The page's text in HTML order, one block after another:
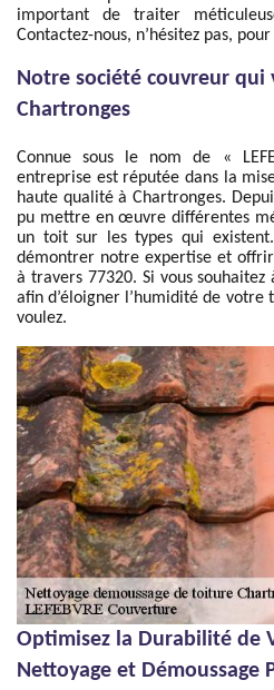
important de traiter
Contactez-nous, n’hésitez pas,
Notre société couvreur qui
Chartronges
Connue sous le nom de «
entreprise est réputée dans la
haute qualité à Chartronges.
pu mettre en œuvre différentes
un toit sur les types qui
démontrer notre expertise et
à travers 77320. Si vous souhaitez
afin d’éloigner l’humidité de votre
voulez.
Optimisez la Durabilité de
Nettoyage et Démoussage